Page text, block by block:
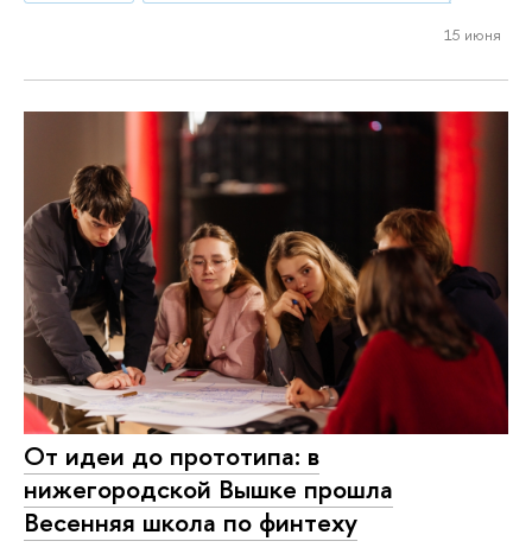
15 июня
От идеи до прототипа: в
нижегородской Вышке прошла
Весенняя школа по финтеху